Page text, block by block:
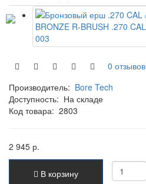
0 отзывов
Производитель: Bore Tech
Доступность: На складе
Код товара: 2803
2 945 р.
В корзину